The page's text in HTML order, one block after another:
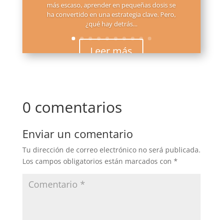
más escaso, aprender en pequeñas dosis se
ha convertido en una estrategia clave. Pero,
¿qué hay detrás...
Leer más
0 comentarios
Enviar un comentario
Tu dirección de correo electrónico no será publicada.
Los campos obligatorios están marcados con *